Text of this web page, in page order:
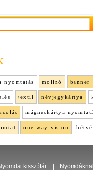
nyomtatás molinó banner
textil névjegykártya
mágneskártya
one-way-vision
kisszótár